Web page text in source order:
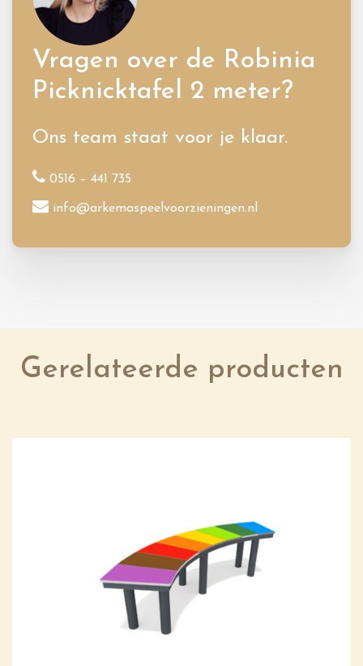
Vragen over de Robinia
Picknicktafel 2 meter?
Ons team staat voor je klaar.
0516 – 441 735
info@arkemaspeelvoorzieningen.nl
Gerelateerde producten